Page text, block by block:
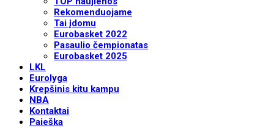
Rekomenduojame
Tai įdomu
Eurobasket 2022
Pasaulio čempionatas
Eurobasket 2025
LKL
Eurolyga
Krepšinis kitu kampu
NBA
Kontaktai
Paieška